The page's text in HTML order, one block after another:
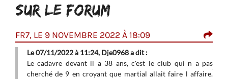
SUR LE FORUM
FR7, LE 9 NOVEMBRE 2022 À 18:09
Le 07/11/2022 à 11:24, Dje0968 a dit :
Le cadavre devant il a 38 ans, c'est le club qui n a pas
cherché de 9 en croyant que martial allait faire l affaire.